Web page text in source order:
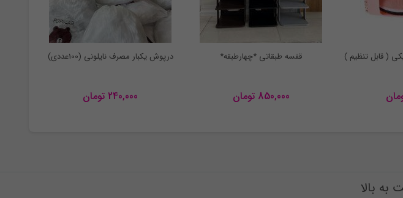
درپوش یکبار مصرف نایلونی (100عددی)
240,000 تومان
قفسه طبقاتی *چهارطبقه*
850,000 تومان
( قابل تنظیم )
به بالا